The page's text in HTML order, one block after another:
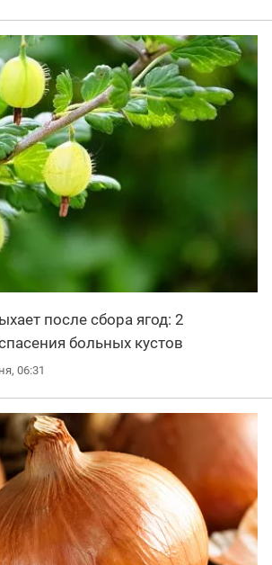
после сбора ягод: 2
больных кустов
06:31